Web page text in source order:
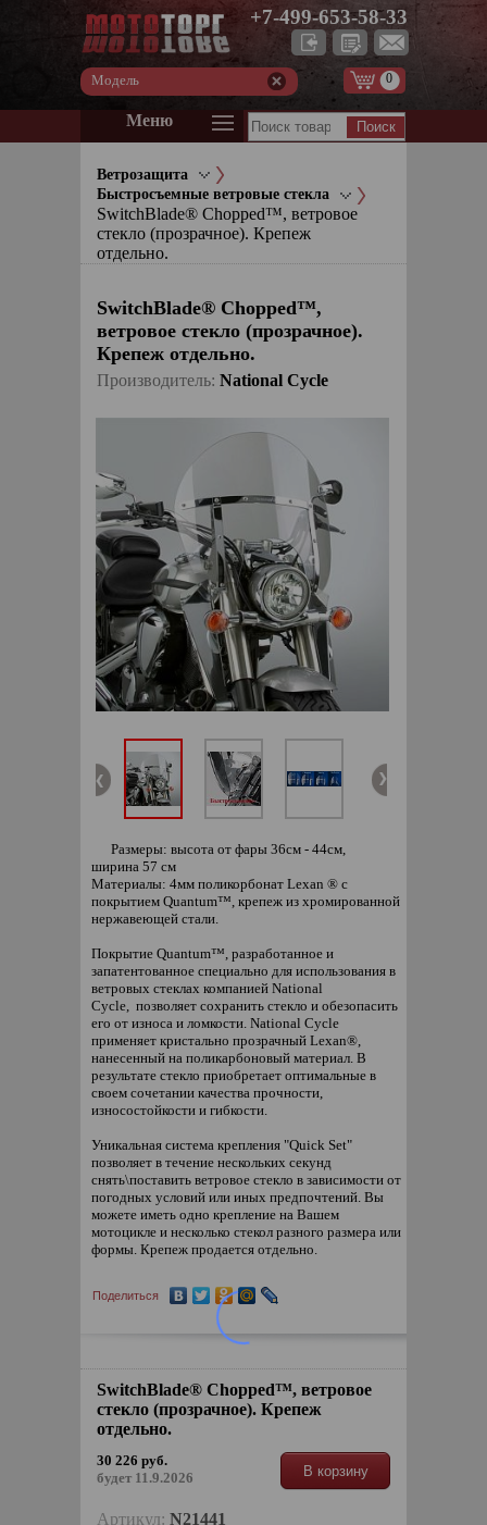
+7-499-653-58-33
Модель 0
Меню
Ветрозащита
Быстросъемные ветровые стекла
SwitchBlade® Chopped™, ветровое
стекло (прозрачное). Крепеж
отдельно.
SwitchBlade® Chopped™,
ветровое стекло (прозрачное).
Крепеж отдельно.
Производитель: National Cycle
Размеры: высота от фары 36см - 44см,
ширина 57 см
Материалы: 4мм поликорбонат Lexan ® с
покрытием Quantum™, крепеж из хромированной
нержавеющей стали.
Покрытие Quantum™, разработанное и
запатентованное специально для использования в
ветровых стеклах компанией National
Cycle, позволяет сохранить стекло и обезопасить
его от износа и ломкости. National Cycle
применяет кристально прозрачный Lexan®,
нанесенный на поликарбоновый материал. В
результате стекло приобретает оптимальные в
своем сочетании качества прочности,
износостойкости и гибкости.
Уникальная система крепления "Quick Set"
позволяет в течение нескольких секунд
снять\поставить ветровое стекло в зависимости от
погодных условий или иных предпочтений. Вы
можете иметь одно крепление на Вашем
мотоцикле и несколько стекол разного размера или
формы. Крепеж продается отдельно.
Поделиться
SwitchBlade® Chopped™, ветровое
стекло (прозрачное). Крепеж
отдельно.
30 226 руб.
будет 11.9.2026
В корзину
Артикул: N21441